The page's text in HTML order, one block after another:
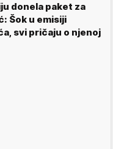
donela paket za
Šok u emisiji
svi pričaju o njenoj